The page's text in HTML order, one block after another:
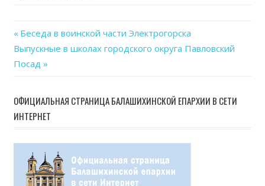
Навигация
по
записям
Previous
Post:
Беседа в воинской части Электрогорска
Next
Post:
Выпускные в школах городского округа Павловский
Посад
ОФИЦИАЛЬНАЯ СТРАНИЦА БАЛАШИХИНСКОЙ ЕПАРХИИ В СЕТИ
ИНТЕРНЕТ